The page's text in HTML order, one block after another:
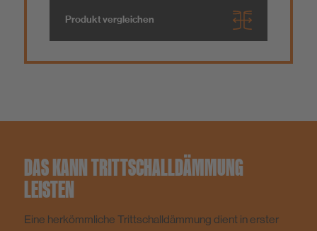
Produkt vergleichen
DAS KANN TRITTSCHALLDÄMMUNG
LEISTEN
Eine herkömmliche Trittschalldämmung dient in erster